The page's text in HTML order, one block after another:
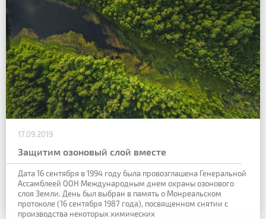
17.09.2019
Защитим озоновый слой вместе
Дата 16 сентября в1994 году была провозглашена Генеральной
Ассамблеей ООН Международным днем охраны озонового
слоя Земли. День был выбран в память о Монреальском
протоколе(16 сентября 1987 года), посвященном снятии с
производства некоторых химических